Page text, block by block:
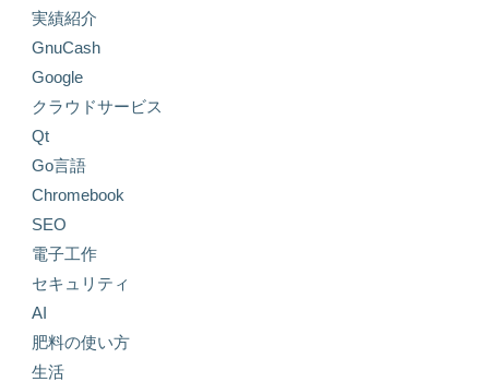
実績紹介
GnuCash
Google
クラウドサービス
Qt
Go言語
Chromebook
SEO
電子工作
セキュリティ
AI
肥料の使い方
生活